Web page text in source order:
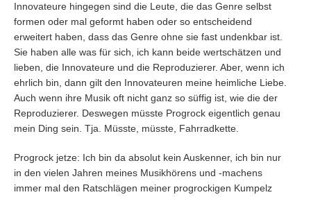
Innovateure hingegen sind die Leute, die das Genre selbst
formen oder mal geformt haben oder so entscheidend
erweitert haben, dass das Genre ohne sie fast undenkbar ist.
Sie haben alle was für sich, ich kann beide wertschätzen und
lieben, die Innovateure und die Reproduzierer. Aber, wenn ich
ehrlich bin, dann gilt den Innovateuren meine heimliche Liebe.
Auch wenn ihre Musik oft nicht ganz so süffig ist, wie die der
Reproduzierer. Deswegen müsste Progrock eigentlich genau
mein Ding sein. Tja. Müsste, müsste, Fahrradkette.
Progrock jetze: Ich bin da absolut kein Auskenner, ich bin nur
in den vielen Jahren meines Musikhörens und -machens
immer mal den Ratschlägen meiner progrockigen Kumpelz